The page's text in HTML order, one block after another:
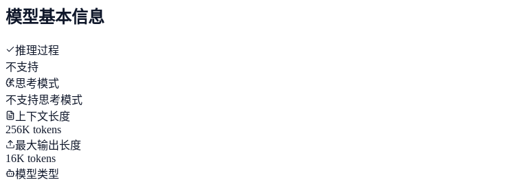
模型基本信息
推理过程
不支持
思考模式
不支持思考模式
上下文长度
256K tokens
最大输出长度
16K tokens
模型类型